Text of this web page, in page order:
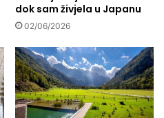
dok sam živjela u Japanu
02/06/2026